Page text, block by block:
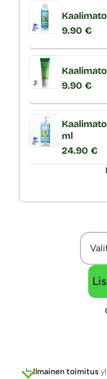
9.90 €
9.90 €
ml
24.90 €
Ilmainen toimitus